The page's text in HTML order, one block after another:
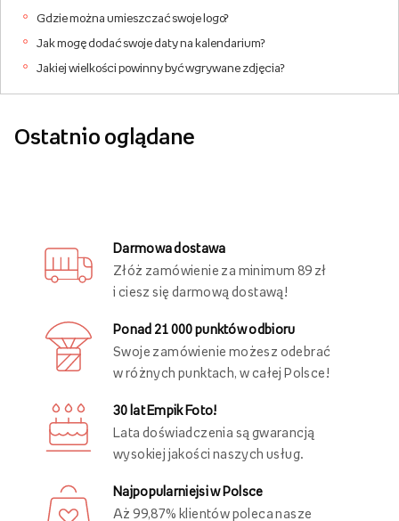
Gdzie można umieszczać swoje logo?
Jak mogę dodać swoje daty na kalendarium?
Jakiej wielkości powinny być wgrywane zdjęcia?
Ostatnio oglądane
Darmowa dostawa
Złóż zamówienie za minimum 89 zł
i ciesz się darmową dostawą!
Ponad 21 000 punktów odbioru
Swoje zamówienie możesz odebrać
w różnych punktach, w całej Polsce!
30 lat Empik Foto!
Lata doświadczenia są gwarancją
wysokiej jakości naszych usług.
Najpopularniejsi w Polsce
Aż 99,87% klientów poleca nasze